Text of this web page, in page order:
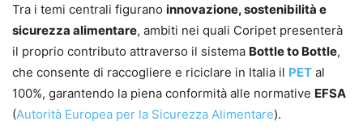
Tra i temi centrali figurano innovazione, sostenibilità e
sicurezza alimentare, ambiti nei quali Coripet presenterà
il proprio contributo attraverso il sistema Bottle to Bottle,
che consente di raccogliere e riciclare in Italia il PET al
100%, garantendo la piena conformità alle normative EFSA
(Autorità Europea per la Sicurezza Alimentare).